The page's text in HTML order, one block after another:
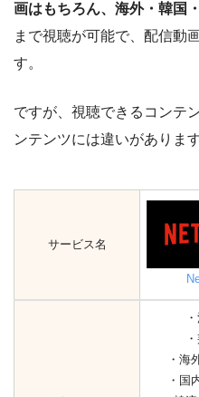
画はもちろん、海外・韓国
まで視聴が可能で、配信動
す。
ですが、視聴できるコンテ
ンテンツには違いがあります
サービス名
・海
・国